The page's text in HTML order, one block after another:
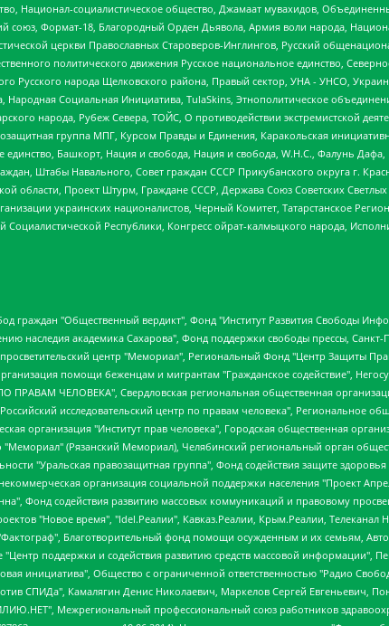
Национал-социалистическое общество, Джамаат мувахидов,
союз, Формат-18, Благородный Орден Дьявола, Армия воли народа,
церкви Православных Староверов-Инглингов, Русский
политического движения Русское национальное единство,
народа Щелковского района, Правый сектор, УНА - УНСО,
Социальная Инициатива, TulaSkins, Этнополитическое
народа, Рубеж Севера, ТОЙС, О противодействии экстремистской
группа МПГ, Курсом Правды и Единения, Каракольская
единство, Башкорт, Нация и свобода, Нация и свобода, W.H.С., Фалунь
Штабы Навального, Совет граждан СССР Прикубанского округа г.
области, Проект Штурм, Граждане СССР, Держава Союз Советских Светлых
украинских националистов, Черный Комитет, Татарстанское
Республики, Конгресс ойрат-калмыцкого народа,
Американская компания "Mason G.E.S. Anonymous Foundation" (США), являющаяся владельцем интернет-издания https://mnews.world/, Компания "Stichting Bellingcat", зарегистрированная в Нидерландах (дата регистрации 11.07.2018), Захаров Андрей Вячеславович, Клепиковская Екатерина Дмитриевна, Общество с ограниченной ответственностью "МЕМО", Перл Роман Александрович, Симонов Евгений Алексеевич, Соловьева Елена Анатольевна, Сотников Даниил Владимирович, Сурначева Елизавета Дмитриевна, Автономная некоммерческая организация по защите прав человека и информированию населения "Якутия – Наше Мнение", Общество с ограниченной ответственностью "Москоу диджитал медиа", с 26.01.2023 Общество с ограниченной ответственностью "Чайка Белые сады", Ветошкина Валерия Валерьевна, Заговора Максим Александрович, Межрегиональное общественное движение "Российская ЛГБТ - сеть", Оленичев Максим Владимирович, Павлов Иван Юрьевич, Скворцова Елена Сергеевна, Общество с ограниченной ответственностью "Как бы инагент", Кочетков Игорь Викторович, Общество с ограниченной ответственностью "Честные выборы", Еланчик Олег Александрович, Общество с ограниченной ответственностью "Нобелевский призыв", Гималова Регина Эмилевна, Григорьев Андрей Валерьевич, Григорьева Алина Александровна, Ассоциация по содействию защите прав призывников, альтернативнослужащих и военнослужащих "Правозащитная группа "Гражданин.Армия.Право", Хисамова Регина Фаритовна, Автономная некоммерческая организация по реализации социально-правовых программ "Лилит", Дальневосточное общественное движение "Маяк", Санкт-Петербургская ЛГБТ-инициативная группа "Выход", Инициативная группа ЛГБТ+ "Реверс", Алексеев Андрей Викторович, Бекбулатова Таисия Львовна, Беляев Иван Михайлович, Владыкина Елена Сергеевна, Гельман Марат Александрович, Никульшина Вероника Юрьевна, Толоконникова Надежда Андреевна, Шендерович Виктор Анатольевич, Общество с ограниченной ответственностью "Данное сообщение", Общество с ограниченной ответственностью Издательский дом "Новая глава", Айнбиндер Александра Александровна, Московский комьюнити-центр для ЛГБТ+инициатив, Благотворительный фонд развития филантропии, Deutsche Welle (Германия, Kurt-Schumacher-Strasse 3, 53113 Bonn), Борзунова Мария Михайловна, Воробьев Виктор Викторович, Голубева Анна Львовна, Константинова Алла Михайловна, Малкова Ирина Владимировна, Мурадов Мурад Абдулгалимович, Осетинская Елизавета Николаевна, Понасенков Евгений Николаевич, Ганапольский Матвей Юрьевич, Киселев Евгений Алексеевич, Борухович Ирина Григорьевна, Дремин Иван Тимофеевич, Дубровский Дмитрий Викторович, Красноярская региональная общественная организация поддержки и развития альтернативных образовательных технологий и межкультурных коммуникаций "ИНТЕРРА", Маяковская Екатерина Алексеевна, Фейгин Марк Захарович, Филимонов Андрей Викторович, Дзугкоева Регина Николаевна, Доброхотов Роман Александрович, Дудь Юрий Александрович, Елкин Сергей Владимирович, Кругликов Кирилл Игоревич, Сабунаева Мария Леонидовна, Семенов Алексей Владимирович, Шаинян Карен Багратович, Шульман Екатерина Михайловна, Асафьев Артур Валерьевич, Вахштайн Виктор Семенович, Венедиктов Алексей Алексеевич, Лушникова Екатерина Евгеньевна, Волков Леонид Михайлович, Невзоров Александр